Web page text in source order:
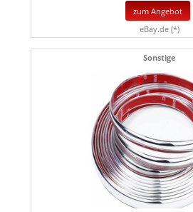
zum Angebot
eBay.de (*)
Sonstige